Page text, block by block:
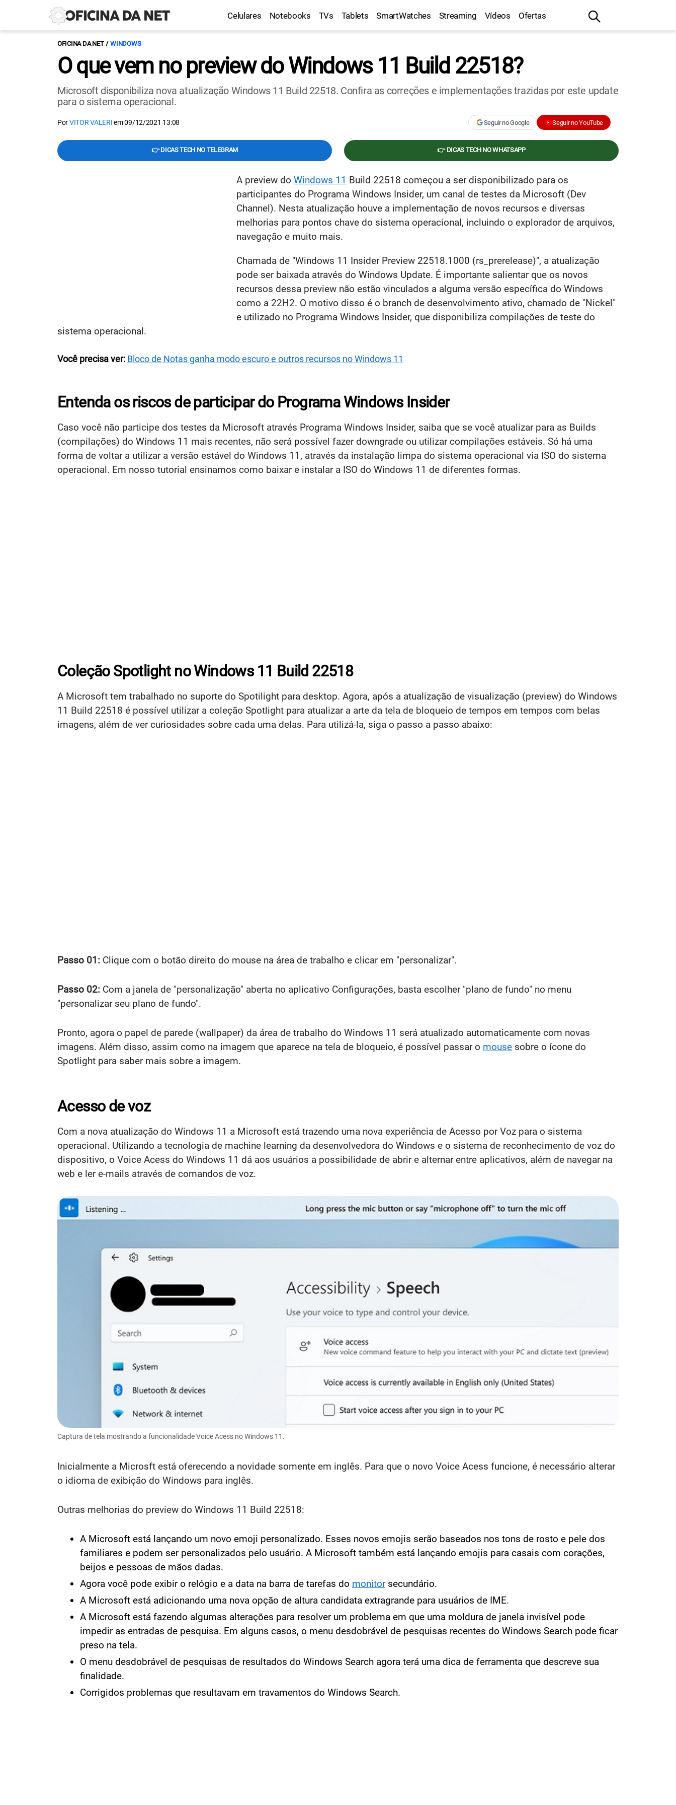
Celulares Notebooks TVs Tablets SmartWatches Streaming Vídeos Ofertas
OFICINA DA NET WINDOWS
O que vem no preview do Windows 11 Build 22518?
Microsoft disponibiliza nova atualização Windows 11 Build 22518. Confira as correções e implementações trazidas por este update
para o sistema operacional.
PorVITOR VALERIem09/12/2021 13:08 Seguir no Google Seguir no YouTube
👉 DICAS TECH NO TELEGRAM 👉 DICAS TECH NO WHATSAPP
A preview do Windows 11 Build 22518 começou a ser disponibilizado para os
participantes do Programa Windows Insider, um canal de testes da Microsoft (Dev
Channel). Nesta atualização houve a implementação de novos recursos e diversas
melhorias para pontos chave do sistema operacional, incluindo o explorador de arquivos,
navegação e muito mais.
Chamada de "Windows 11 Insider Preview 22518.1000 (rs_prerelease)", a atualização
pode ser baixada através do Windows Update. É importante salientar que os novos
recursos dessa preview não estão vinculados a alguma versão específica do Windows
como a 22H2. O motivo disso é o branch de desenvolvimento ativo, chamado de "Nickel"
e utilizado no Programa Windows Insider, que disponibiliza compilações de teste do
sistema operacional.
Você precisa ver: Bloco de Notas ganha modo escuro e outros recursos no Windows 11
Entenda os riscos de participar do Programa Windows Insider
Caso você não participe dos testes da Microsoft através Programa Windows Insider, saiba que se você atualizar para as Builds
(compilações) do Windows 11 mais recentes, não será possível fazer downgrade ou utilizar compilações estáveis. Só há uma
forma de voltar a utilizar a versão estável do Windows 11, através da instalação limpa do sistema operacional via ISO do sistema
operacional. Em nosso tutorial ensinamos como baixar e instalar a ISO do Windows 11 de diferentes formas.
Coleção Spotlight no Windows 11 Build 22518
A Microsoft tem trabalhado no suporte do Spotilight para desktop. Agora, após a atualização de visualização (preview) do Windows
11 Build 22518 é possível utilizar a coleção Spotlight para atualizar a arte da tela de bloqueio de tempos em tempos com belas
imagens, além de ver curiosidades sobre cada uma delas. Para utilizá-la, siga o passo a passo abaixo:
Passo 01: Clique com o botão direito do mouse na área de trabalho e clicar em "personalizar".
Passo 02: Com a janela de "personalização" aberta no aplicativo Configurações, basta escolher "plano de fundo" no menu
"personalizar seu plano de fundo".
Pronto, agora o papel de parede (wallpaper) da área de trabalho do Windows 11 será atualizado automaticamente com novas
imagens. Além disso, assim como na imagem que aparece na tela de bloqueio, é possível passar o mouse sobre o ícone do
Spotlight para saber mais sobre a imagem.
Acesso de voz
Com a nova atualização do Windows 11 a Microsoft está trazendo uma nova experiência de Acesso por Voz para o sistema
operacional. Utilizando a tecnologia de machine learning da desenvolvedora do Windows e o sistema de reconhecimento de voz do
dispositivo, o Voice Acess do Windows 11 dá aos usuários a possibilidade de abrir e alternar entre aplicativos, além de navegar na
web e ler e-mails através de comandos de voz.
Captura de tela mostrando a funcionalidade Voice Acess no Windows 11.
Inicialmente a Microsft está oferecendo a novidade somente em inglês. Para que o novo Voice Acess funcione, é necessário alterar
o idioma de exibição do Windows para inglês.
Outras melhorias do preview do Windows 11 Build 22518:
A Microsoft está lançando um novo emoji personalizado. Esses novos emojis serão baseados nos tons de rosto e pele dos
familiares e podem ser personalizados pelo usuário. A Microsoft também está lançando emojis para casais com corações,
beijos e pessoas de mãos dadas.
Agora você pode exibir o relógio e a data na barra de tarefas do monitorsecundário.
A Microsoft está adicionando uma nova opção de altura candidata extragrande para usuários de IME.
A Microsoft está fazendo algumas alterações para resolver um problema em que uma moldura de janela invisível pode
impedir as entradas de pesquisa. Em alguns casos, o menu desdobrável de pesquisas recentes do Windows Search pode ficar
preso na tela.
O menu desdobrável de pesquisas de resultados do Windows Search agora terá uma dica de ferramenta que descreve sua
finalidade.
Corrigidos problemas que resultavam em travamentos do Windows Search.